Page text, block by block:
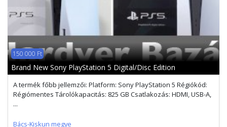
150 000 Ft
Brand New Sony PlayStation 5 Digital/Disc Edition
A termék főbb jellemzői: Platform: Sony PlayStation 5 Régiókód:
Régiómentes Tárolókapacitás: 825 GB Csatlakozás: HDMI, USB-A,
...
Bács-Kiskun megye